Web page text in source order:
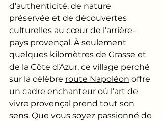
d’authenticité, de nature
préservée et de découvertes
culturelles au cœur de l’arrière-
pays provençal. À seulement
quelques kilomètres de Grasse et
de la Côte d’Azur, ce village perché
sur la célèbre route Napoléon offre
un cadre enchanteur où l’art de
vivre provençal prend tout son
sens. Que vous soyez passionné de